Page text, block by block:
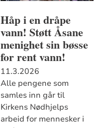
Håp i en dråpe
vann! Støtt Åsane
menighet sin bøsse
for rent vann!
11.3.2026
Alle pengene som
samles inn går til
Kirkens Nødhjelps
arbeid for mennesker i